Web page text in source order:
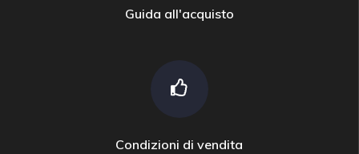
Guida all'acquisto
Condizioni di vendita